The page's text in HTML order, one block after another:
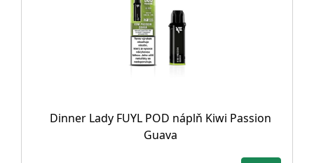
Dinner Lady FUYL POD náplň Kiwi Passion
Guava